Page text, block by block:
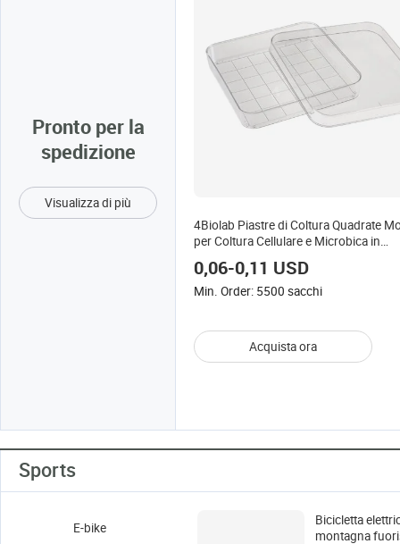
Pronto per la
spedizione
Visualizza di più
4Biolab Piastre di Coltura Quadrate
per Coltura Cellulare e Microbica in
Quadrate in Plastica
0,06-0,11 USD
Min. Order: 5500 sacchi
Acquista ora
Sports
E-bike
Bicicletta
montagna